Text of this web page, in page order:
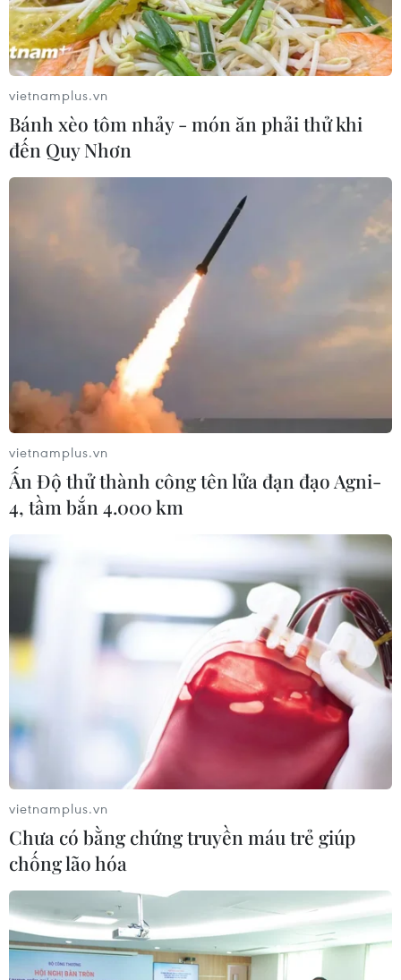
vietnamplus.vn
Bánh xèo tôm nhảy - món ăn phải thử khi
đến Quy Nhơn
vietnamplus.vn
Ấn Độ thử thành công tên lửa đạn đạo Agni-
4, tầm bắn 4.000 km
vietnamplus.vn
Chưa có bằng chứng truyền máu trẻ giúp
chống lão hóa